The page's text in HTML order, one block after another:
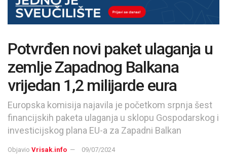
Potvrđen novi paket ulaganja u
zemlje Zapadnog Balkana
vrijedan 1,2 milijarde eura
Europska komisija najavila je početkom srpnja šest
financijskih paketa ulaganja u sklopu Gospodarskog i
investicijskog plana EU-a za Zapadni Balkan
Objavio Vrisak.info 09/07/2024